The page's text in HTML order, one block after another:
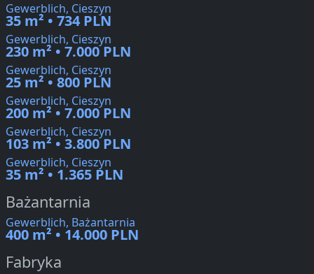
Gewerblich, Cieszyn
35 m² • 734 PLN
Gewerblich, Cieszyn
230 m² • 7.000 PLN
Gewerblich, Cieszyn
25 m² • 800 PLN
Gewerblich, Cieszyn
200 m² • 7.000 PLN
Gewerblich, Cieszyn
103 m² • 3.800 PLN
Gewerblich, Cieszyn
35 m² • 1.365 PLN
Bażantarnia
Gewerblich, Bażantarnia
400 m² • 14.000 PLN
Fabryka